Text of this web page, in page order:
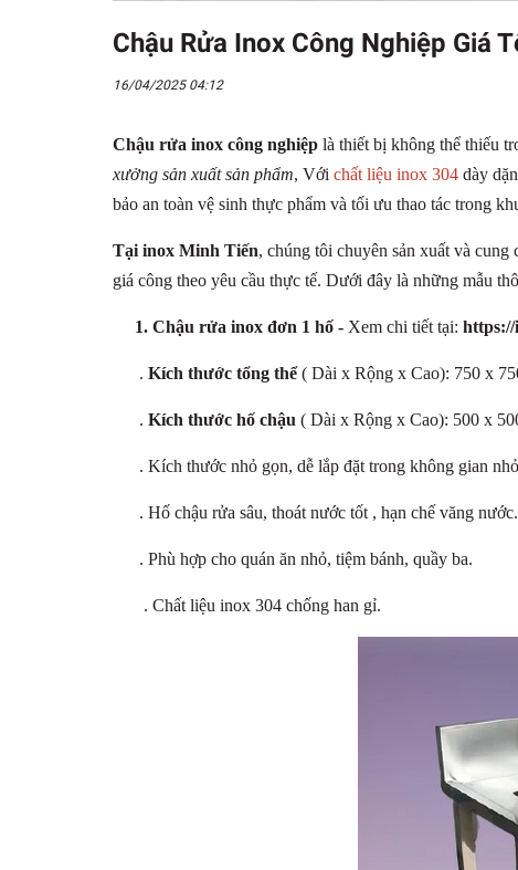
Chậu Rửa Inox Công Nghiệp Giá
16/04/2025 04:12
Chậu rửa inox công nghiệp là thiết bị không thể thiếu
xưởng sản xuất sản phẩm, Với chất liệu inox 304 dày
bảo an toàn vệ sinh thực phẩm và tối ưu thao tác trong
Tại inox Minh Tiến, chúng tôi chuyên sản xuất và cung
giá công theo yêu cầu thực tế. Dưới đây là những mẫu
1. Chậu rửa inox đơn 1 hố - Xem chi tiết tại:
. Kích thước tổng thể( Dài x Rộng x Cao): 750 x
. Kích thước hố chậu ( Dài x Rộng x Cao): 500 x
. Kích thước nhỏ gọn, dễ lắp đặt trong không gian
. Hố chậu rửa sâu, thoát nước tốt , hạn chế văng nước.
. Phù hợp cho quán ăn nhỏ, tiệm bánh, quầy ba.
. Chất liệu inox 304 chống han gỉ.